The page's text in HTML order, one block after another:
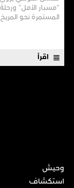
"مسبـار الأمـل"
المستمرة نحـو المريـخ
اقرأ
وحيش
استكشاف